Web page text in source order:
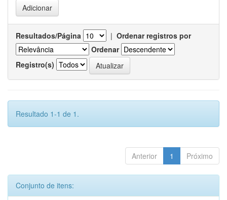
Resultados/Página | Ordenar registros por
Ordenar
Registro(s)
Resultado 1-1 de 1.
Anterior 1 Próximo
Conjunto de itens: